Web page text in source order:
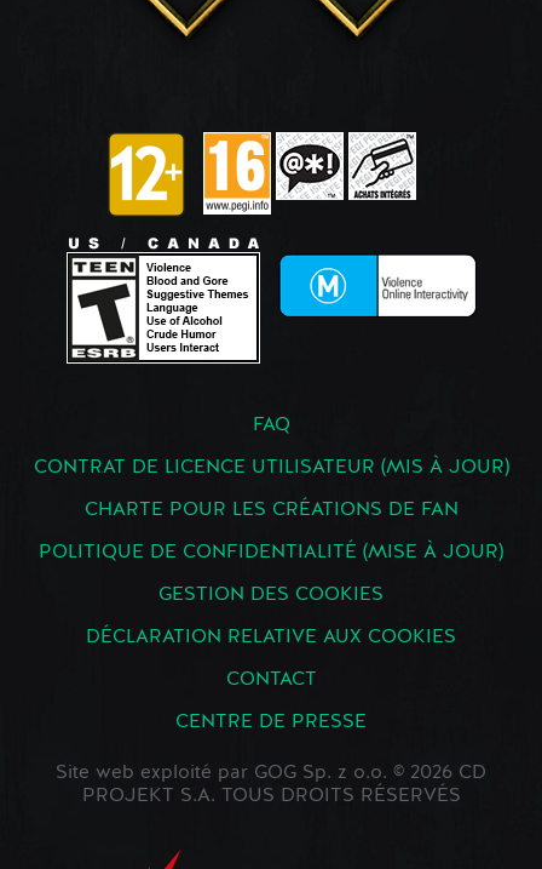
FAQ
CONTRAT DE LICENCE UTILISATEUR (MIS À JOUR)
CHARTE POUR LES CRÉATIONS DE FAN
POLITIQUE DE CONFIDENTIALITÉ (MISE À JOUR)
GESTION DES COOKIES
DÉCLARATION RELATIVE AUX COOKIES
CONTACT
CENTRE DE PRESSE
Site web exploité par GOG Sp. z o.o. © 2026 CD
PROJEKT S.A. TOUS DROITS RÉSERVÉS